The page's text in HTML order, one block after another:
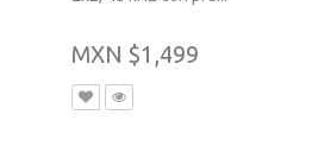
MXN $1,499